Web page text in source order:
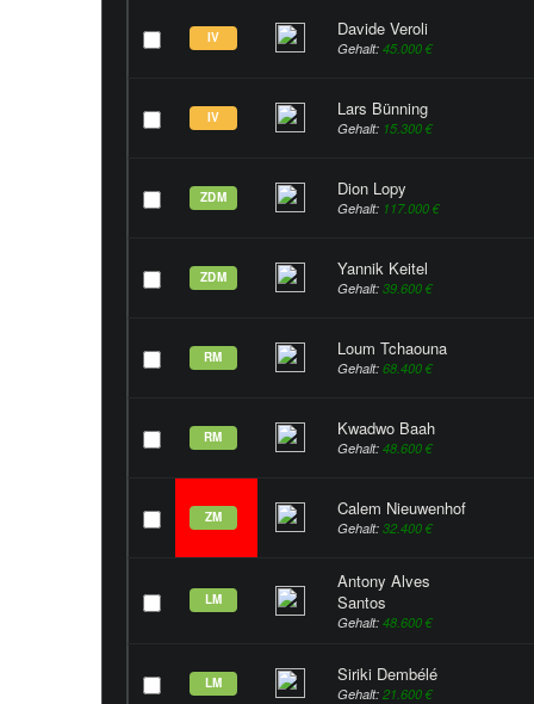
IV Davide Veroli
Gehalt: 45.000 €
IV Lars Bünning
Gehalt: 15.300 €
ZDM Dion Lopy
Gehalt: 117.000 €
ZDM Yannik Keitel
Gehalt: 39.600 €
RM Loum Tchaouna
Gehalt: 68.400 €
RM Kwadwo Baah
Gehalt: 48.600 €
ZM Calem Nieuwenhof
Gehalt: 32.400 €
LM
Antony Alves
Santos
Gehalt: 48.600 €
LM Siriki Dembélé
Gehalt: 21.600 €